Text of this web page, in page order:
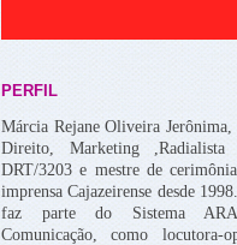
PERFIL
Márcia Rejane Oliveira Jerônima,
Direito, Marketing ,Radialista
DRT/3203 e mestre de
imprensa Cajazeirense desde
faz parte do Sistema
Comunicação, como locutora-